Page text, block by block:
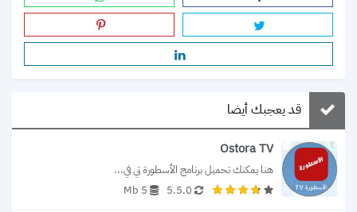
قد يعجبك أيضا
Ostora TV
هنا يمكنك تحميل برنامج الأسطورة تي في...
5.5.0
5 Mb